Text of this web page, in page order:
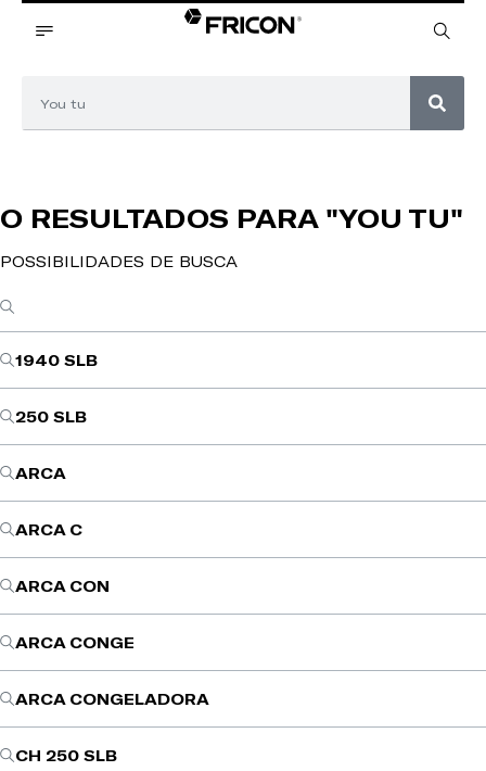
O RESULTADOS PARA "YOU TU"
POSSIBILIDADES DE BUSCA
1940 SLB
250 SLB
ARCA
ARCA C
ARCA CON
ARCA CONGE
ARCA CONGELADORA
CH 250 SLB